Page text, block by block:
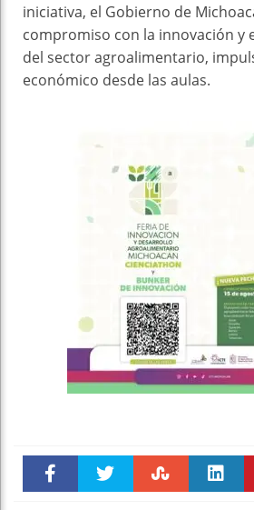
iniciativa, el Gobierno de
compromiso con la innovación y
del sector agroalimentario,
económico desde las aulas.